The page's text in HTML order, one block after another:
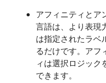
アフィニティとア
言語は、より表現
は指定されたラベ
るだけです。アフ
ィは選択ロジック
できます。